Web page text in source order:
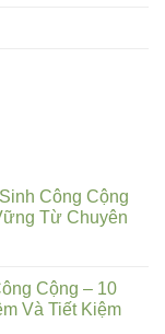
Công Cộng
Từ Chuyên
Cộng – 10
Và Tiết Kiệm